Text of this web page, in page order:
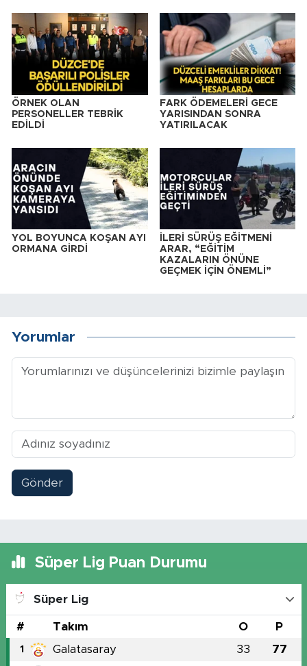
ÖRNEK OLAN
PERSONELLER TEBRİK
EDİLDİ
FARK ÖDEMELERİ GECE
YARISINDAN SONRA
YATIRILACAK
YOL BOYUNCA KOŞAN AYI
ORMANA GİRDİ
İLERİ SÜRÜŞ EĞİTMENİ
ARAR, “EĞİTİM
KAZALARIN ÖNÜNE
GEÇMEK İÇİN ÖNEMLİ”
Yorumlar
Gönder
Süper Lig Puan Durumu
Süper Lig
# Takım O P
1 Galatasaray 33 77